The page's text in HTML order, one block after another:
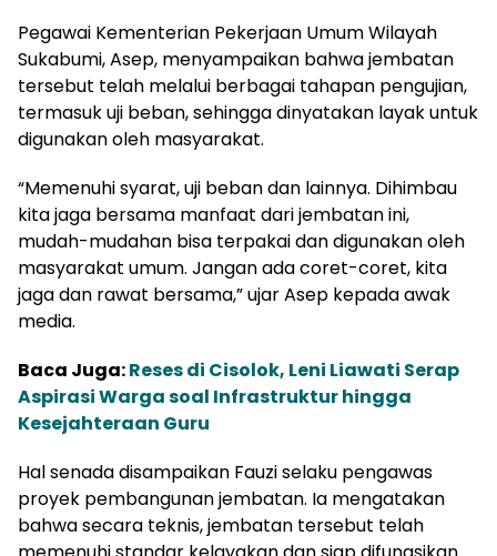
Pegawai Kementerian Pekerjaan Umum Wilayah
Sukabumi, Asep, menyampaikan bahwa jembatan
tersebut telah melalui berbagai tahapan pengujian,
termasuk uji beban, sehingga dinyatakan layak untuk
digunakan oleh masyarakat.
“Memenuhi syarat, uji beban dan lainnya. Dihimbau
kita jaga bersama manfaat dari jembatan ini,
mudah-mudahan bisa terpakai dan digunakan oleh
masyarakat umum. Jangan ada coret-coret, kita
jaga dan rawat bersama,” ujar Asep kepada awak
media.
Baca Juga:Reses di Cisolok, Leni Liawati Serap
Aspirasi Warga soal Infrastruktur hingga
Kesejahteraan Guru
Hal senada disampaikan Fauzi selaku pengawas
proyek pembangunan jembatan. Ia mengatakan
bahwa secara teknis, jembatan tersebut telah